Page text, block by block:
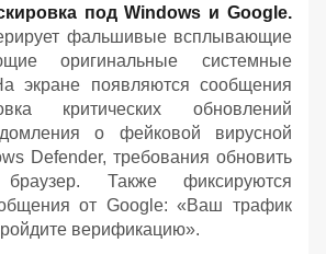
под Windows и Google.
фальшивые всплывающие
оригинальные системные
экране появляются сообщения
критических обновлений
о фейковой вирусной
Defender, требования обновить
Также фиксируются
от Google: «Ваш трафик
верификацию».